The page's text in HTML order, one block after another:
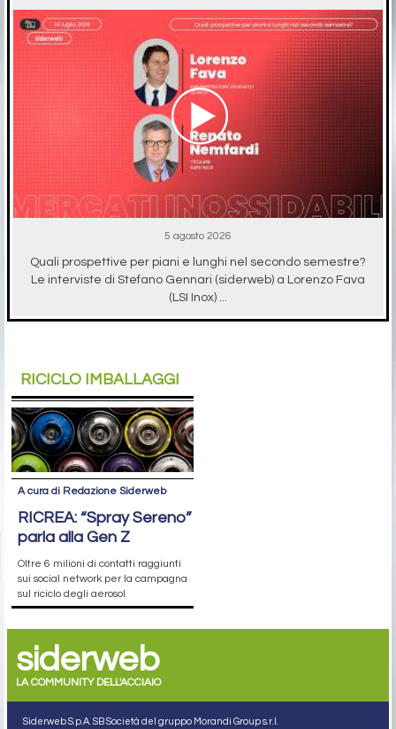
5 agosto 2026
Quali prospettive per piani e lunghi nel secondo semestre?
Le interviste di Stefano Gennari (siderweb) a Lorenzo Fava
(LSI Inox) ...
RICICLO IMBALLAGGI
A cura di Redazione Siderweb
RICREA: “Spray Sereno”
parla alla Gen Z
Oltre 6 milioni di contatti raggiunti
sui social network per la campagna
sul riciclo degli aerosol
siderweb
LA COMMUNITY DELL'ACCIAIO
Siderweb S.p.A. SB Società del gruppo Morandi Group s.r.l.